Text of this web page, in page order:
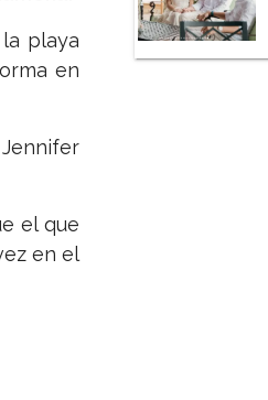
playa
en
el que
en el